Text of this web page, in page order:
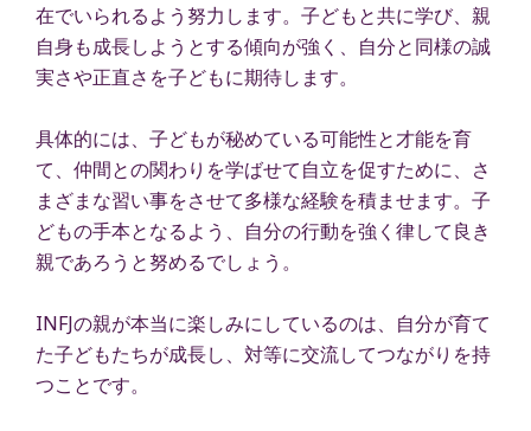
在でいられるよう努力します。子どもと共に学び、親
自身も成長しようとする傾向が強く、自分と同様の誠
実さや正直さを子どもに期待します。
具体的には、子どもが秘めている可能性と才能を育
て、仲間との関わりを学ばせて自立を促すために、さ
まざまな習い事をさせて多様な経験を積ませます。子
どもの手本となるよう、自分の行動を強く律して良き
親であろうと努めるでしょう。
INFJの親が本当に楽しみにしているのは、自分が育て
た子どもたちが成長し、対等に交流してつながりを持
つことです。